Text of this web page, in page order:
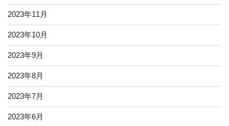
2023年11月
2023年10月
2023年9月
2023年8月
2023年7月
2023年6月